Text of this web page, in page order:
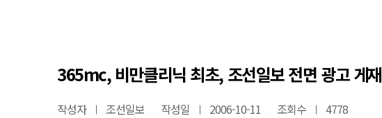
365mc, 비만클리닉 최초, 조선일보 전면 광고 게재
작성자 조선일보 작성일 2006-10-11 조회수 4778